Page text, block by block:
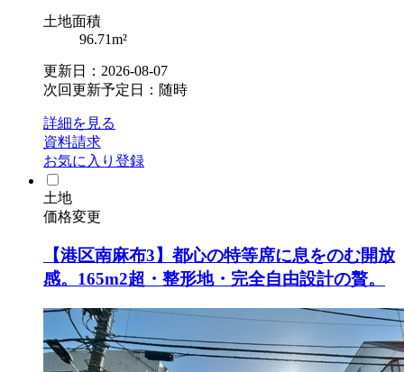
土地面積
96.71m²
更新日：2026-08-07
次回更新予定日：随時
詳細を見る
資料請求
お気に入り登録
土地
価格変更
【港区南麻布3】都心の特等席に息をのむ開放
感。165m2超・整形地・完全自由設計の贅。